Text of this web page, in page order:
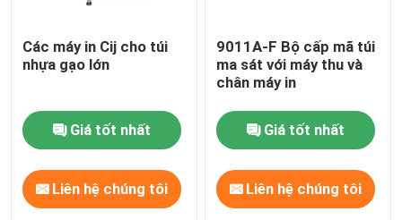
In áp dụng hệ thống ghi nhãn
Bảng trượt để mã hóa
Hệ thống xuyên
Các máy in Cij cho túi
nhựa gạo lớn
Giá tốt nhất
Liên hệ chúng tôi
9011A-F Bộ cấp mã túi
ma sát với máy thu và
chân máy in
Giá tốt nhất
Liên hệ chúng tôi